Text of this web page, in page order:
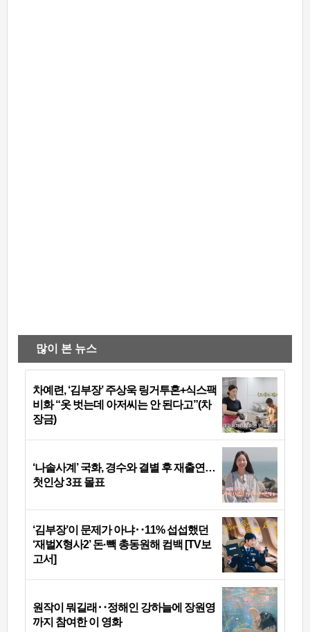
많이 본 뉴스
차예련, ‘김부장’ 주상욱 링거투혼+식스팩
비화 “옷 벗는데 아저씨는 안 된다고”(차
장금)
‘나솔사계’ 국화, 경수와 결별 후 재출연…
첫인상 3표 몰표
‘김부장’이 문제가 아냐‥11% 섭섭했던
‘재벌X형사2’ 돈·빽 총동원해 컴백 [TV보
고서]
원작이 뭐길래‥정해인 강하늘에 장원영
까지 참여한 이 영화